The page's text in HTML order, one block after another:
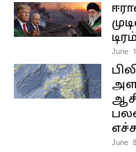
June
June